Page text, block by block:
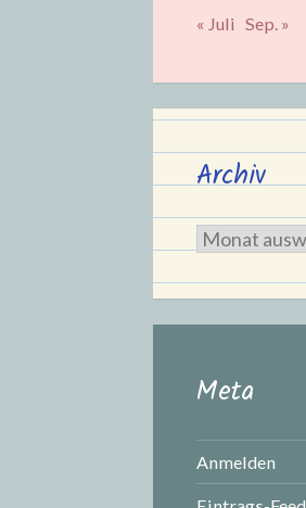
« Juli Sep. »
Archiv
Archiv
Meta
Anmelden